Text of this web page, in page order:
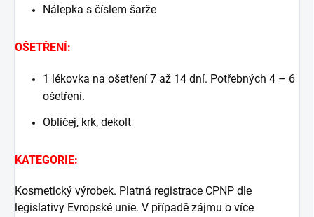
Nálepka s číslem šarže
OŠETŘENÍ:
1 lékovka na ošetření 7 až 14 dní. Potřebných 4 – 6
ošetření.
Obličej, krk, dekolt
KATEGORIE:
Kosmetický výrobek. Platná registrace CPNP dle
legislativy Evropské unie. V případě zájmu o více